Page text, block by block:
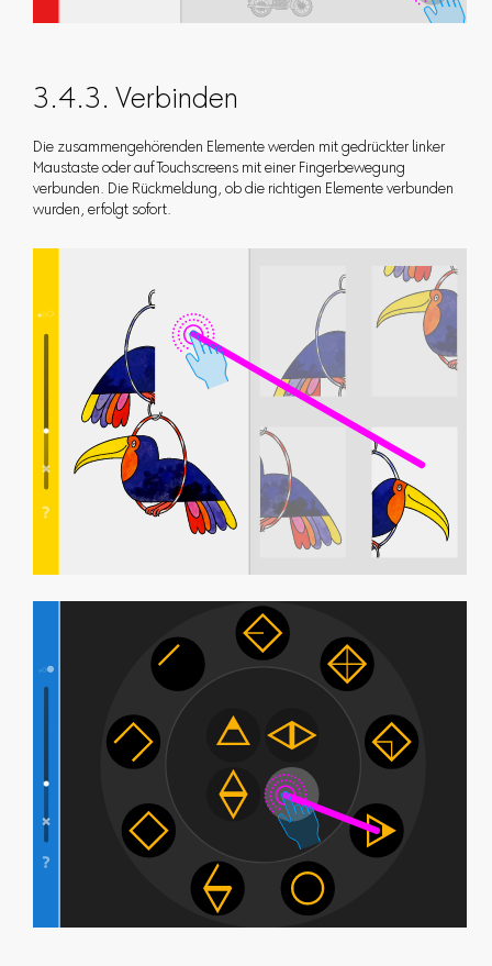
3.4.3. Verbinden
Die zusammengehörenden Elemente werden mit gedrückter linker
Maustaste oder auf Touchscreens mit einer Fingerbewegung
verbunden. Die Rückmeldung, ob die richtigen Elemente verbunden
wurden, erfolgt sofort.